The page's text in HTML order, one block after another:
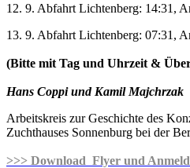
12. 9. Abfahrt Lichtenberg: 14:31,
13. 9. Abfahrt Lichtenberg: 07:31,
(Bitte mit Tag und Uhrzeit &
Hans Coppi und Kamil Majchrzak
Arbeitskreis zur Geschichte des
Zuchthauses Sonnenburg bei der
>>> Download Flyer und